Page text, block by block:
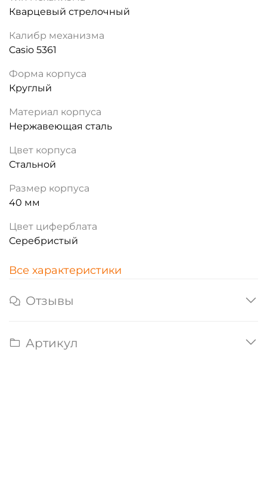
Кварцевый стрелочный
Калибр механизма
Casio 5361
Форма корпуса
Круглый
Материал корпуса
Нержавеющая сталь
Цвет корпуса
Стальной
Размер корпуса
40 мм
Цвет циферблата
Серебристый
Все характеристики
Отзывы
Артикул